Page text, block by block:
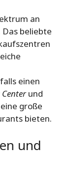
an
beliebte
einen
und
große
bieten.
und